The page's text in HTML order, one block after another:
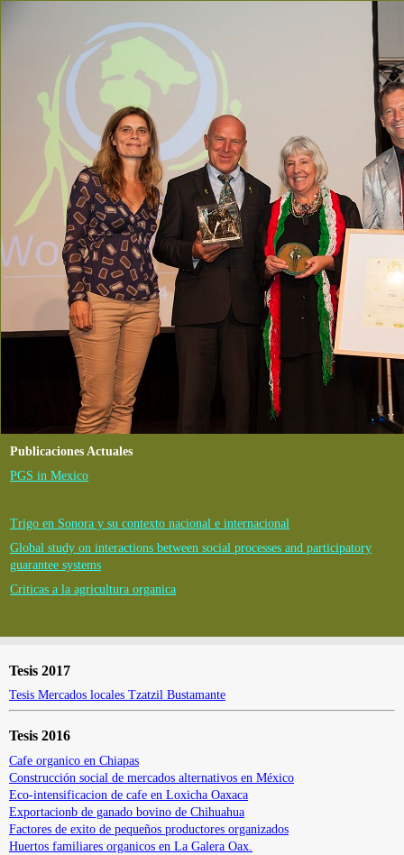
Publicaciones Actuales
PGS in Mexico
Trigo en Sonora y su contexto nacional e internacional
Global study on interactions between social processes and participatory
guarantee systems
Criticas a la agricultura organica
Tesis 2017
Tesis Mercados locales Tzatzil Bustamante
Tesis 2016
Cafe organico en Chiapas
Construcción social de mercados alternativos en México
Eco-intensificacion de cafe en Loxicha Oaxaca
Exportacionb de ganado bovino de Chihuahua
Factores de exito de pequeños productores organizados
Huertos familiares organicos en La Galera Oax.